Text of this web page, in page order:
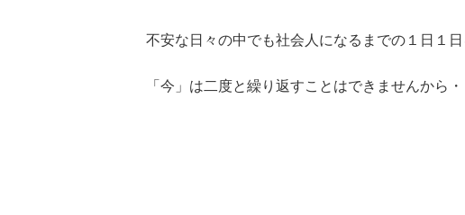
不安な日々の中でも社会人になるまでの１日１
「今」は二度と繰り返すことはできませんから・